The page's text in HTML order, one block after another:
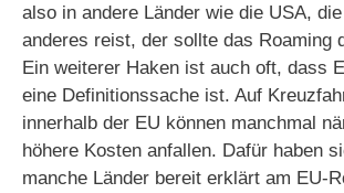
also in andere Länder wie die USA,
anderes reist, der sollte das Roaming
Ein weiterer Haken ist auch oft, dass
eine Definitionssache ist. Auf
innerhalb der EU können manchmal
höhere Kosten anfallen. Dafür haben
manche Länder bereit erklärt am EU-